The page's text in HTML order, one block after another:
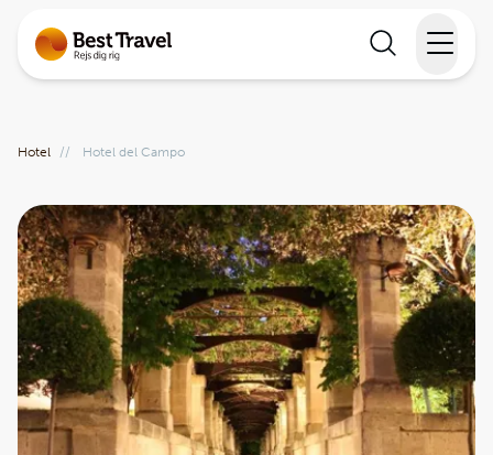
Rejsekalender
Inspiration
Information
Min Rejse
Hotel // Hotel del Campo